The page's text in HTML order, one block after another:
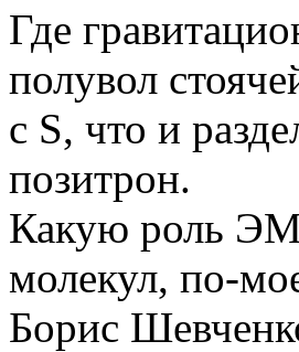
Где
полувол
c S, что и
позитрон.
Какую роль ЭМ
молекул, по-
Борис